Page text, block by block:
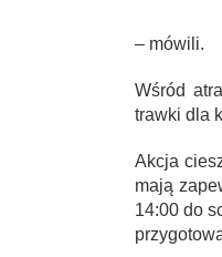
– mówili.
Wśród
trawki dla
Akcja
mają
14:00 do